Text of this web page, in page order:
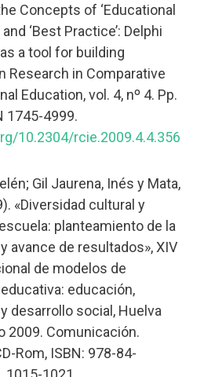
Concepts of ‘Educational
‘Best Practice’: Delphi
a tool for building
Research in Comparative
Education, vol. 4, nº 4. Pp.
1745-4999.
10.2304/rcie.2009.4.4.356
Gil Jaurena, Inés y Mata,
«Diversidad cultural y
planteamiento de la
avance de resultados», XIV
de modelos de
educación,
desarrollo social, Huelva
2009. Comunicación.
Rom, ISBN: 978-84-